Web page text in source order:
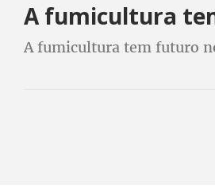
A fumicultura
A fumicultura tem futuro